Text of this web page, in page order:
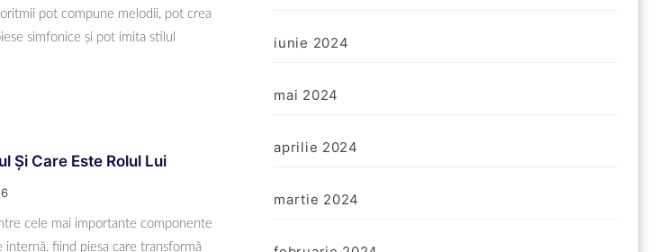
pot compune melodii, pot crea
simfonice și pot imita stilul
Și Care Este Rolul Lui
cele mai importante componente
fiind piesa care transformă
iunie 2024
mai 2024
aprilie 2024
martie 2024